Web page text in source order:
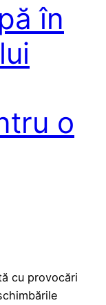
în
o
cu provocări